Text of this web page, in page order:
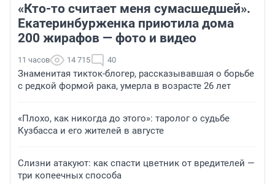
«Кто-то считает меня сумасшедшей».
Екатеринбурженка приютила дома
200 жирафов — фото и видео
11 часов 14 715 40
Знаменитая тикток-блогер, рассказывавшая о борьбе
с редкой формой рака, умерла в возрасте 26 лет
«Плохо, как никогда до этого»: таролог о судьбе
Кузбасса и его жителей в августе
Слизни атакуют: как спасти цветник от вредителей —
три копеечных способа